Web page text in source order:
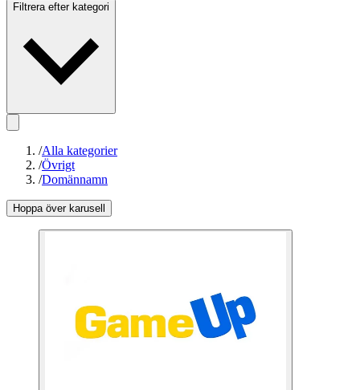
Filtrera efter kategori
/Alla kategorier
/Övrigt
/Domännamn
Hoppa över karusell